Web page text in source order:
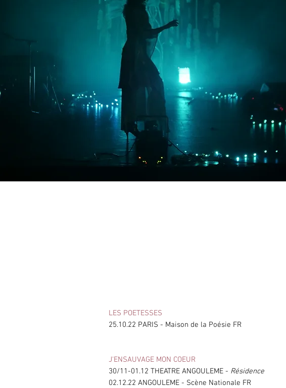
LES POETESSES
25.10.22 PARIS - Maison de la Poésie FR
J'ENSAUVAGE MON COEUR
30/11-01.12 THEATRE ANGOULEME - Résidence
02.12.22 ANGOULEME - Scène Nationale FR